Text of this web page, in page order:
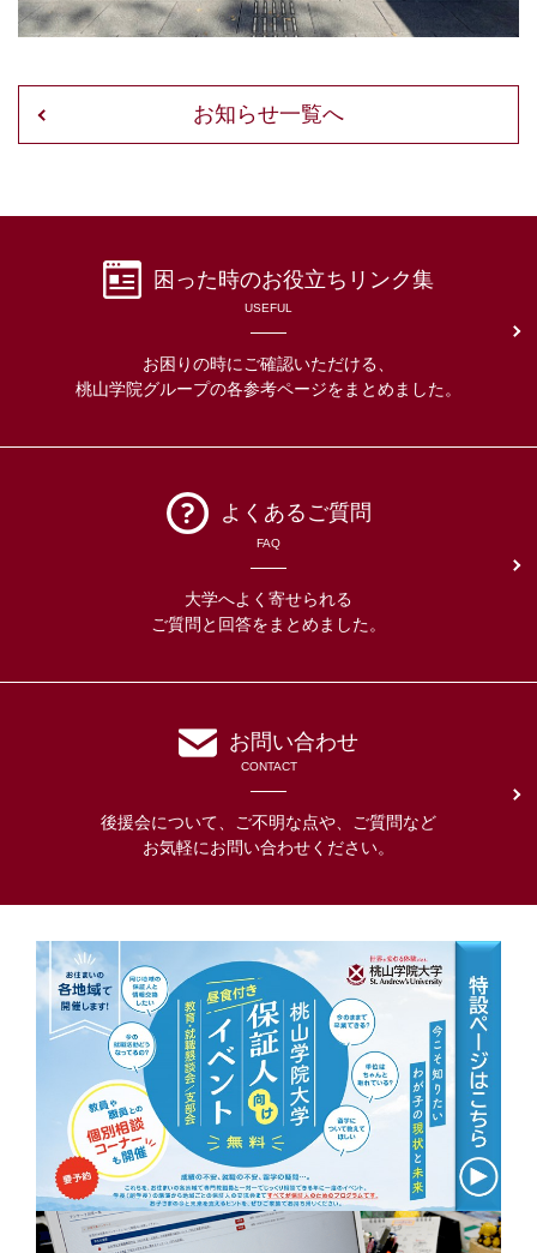
お知らせ一覧へ
困った時のお役立ちリンク集
USEFUL
お困りの時にご確認いただける、
桃山学院グループの各参考ページをまとめました。
よくあるご質問
FAQ
大学へよく寄せられる
ご質問と回答をまとめました。
お問い合わせ
CONTACT
後援会について、ご不明な点や、ご質問など
お気軽にお問い合わせください。